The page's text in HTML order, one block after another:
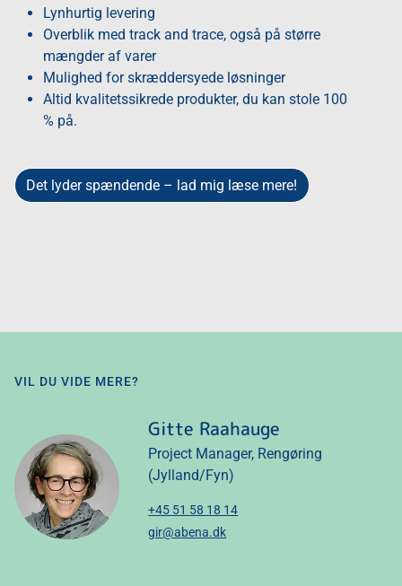
Lynhurtig levering
Overblik med track and trace, også på større
mængder af varer
Mulighed for skræddersyede løsninger
Altid kvalitetssikrede produkter, du kan stole 100
% på.
Det lyder spændende – lad mig læse mere!
VIL DU VIDE MERE?
Gitte Raahauge
Project Manager, Rengøring
(Jylland/Fyn)
+45 51 58 18 14
gir@abena.dk